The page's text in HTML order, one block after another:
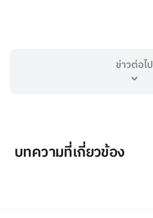
ข่าวต่อไป
บทความที่เกี่ยวข้อง